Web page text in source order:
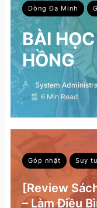
Dòng Đa Minh
BÀI
HỒNG
System
6 Min Read
Góp nhặt Suy tư
[Review
– Làm Điều